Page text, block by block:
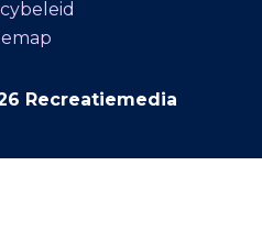
Recreatiemedia